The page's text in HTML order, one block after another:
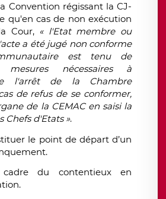
Convention régissant la CJ-
qu'en cas de non exécution
Cour, « l'Etat membre ou
a été jugé non conforme
est tenu de
nécessaires à
l'arrêt de la Chambre
de refus de se conformer,
de la CEMAC en saisi la
Chefs d'Etats ».
le point de départ d’un
du contentieux en